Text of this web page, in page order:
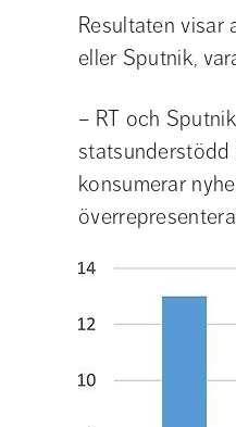
Resultaten
eller Sputnik,
– RT och
statsunderstödd
konsumerar